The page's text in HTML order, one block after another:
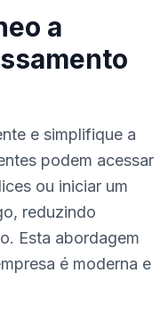
a
e simplifique a
podem acessar
ou iniciar um
reduzindo
Esta abordagem
é moderna e